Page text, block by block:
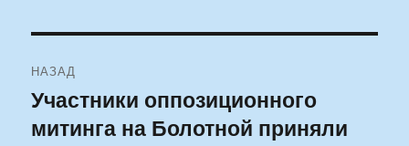
по
записям
НАЗАД
Предыдущая
запись:
Участники оппозиционного
митинга на Болотной приняли